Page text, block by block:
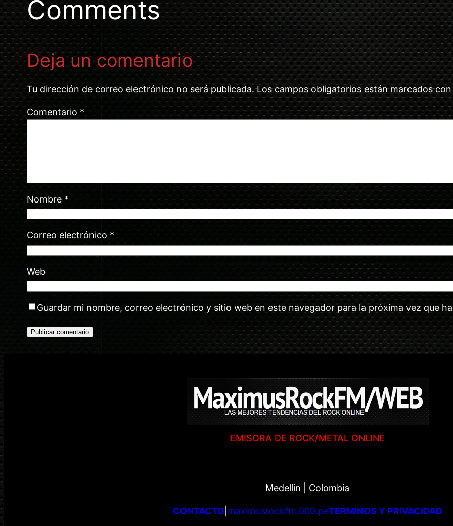
Comments
Deja un comentario
Tu dirección de correo electrónico no será publicada. Los campos obligatorios están marcados
Comentario *
Nombre *
Correo electrónico *
Web
Guardar mi nombre, correo electrónico y sitio web en este navegador para la próxima vez que
EMISORA DE ROCK/METAL ONLINE
Medellin | Colombia
CONTACTO| maximusrockfm.000.peTERMINOS Y PRIVACIDAD